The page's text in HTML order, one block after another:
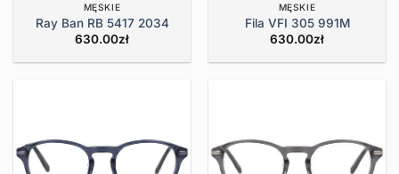
MĘSKIE
Ray Ban RB 5417 2034
630.00zł
MĘSKIE
Fila VFI 305 991M
630.00zł